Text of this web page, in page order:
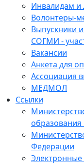
Инвалидам и
Волонтеры-
Выпускники
СОГМИ -
Вакансии
Анкета для
Ассоциация
МЕДМОЛ
Ссылки
Федерации